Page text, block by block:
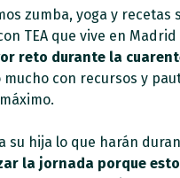
zumba, yoga y recetas
TEA que vive en
reto durante la
con recursos y
su hija lo que harán
la jornada porque